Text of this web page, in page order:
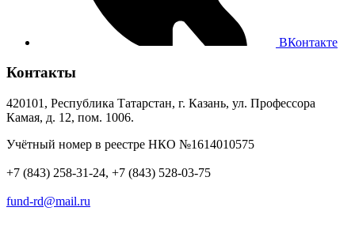
ВКонтакте
Контакты
420101, Республика Татарстан, г. Казань, ул. Профессора
Камая, д. 12, пом. 1006.
Учётный номер в реестре НКО №1614010575
+7 (843) 258-31-24, +7 (843) 528-03-75
fund-rd@mail.ru